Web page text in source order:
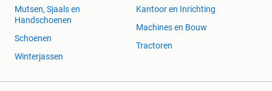
Mutsen, Sjaals en
Handschoenen
Schoenen
Winterjassen
Kantoor en Inrichting
Machines en Bouw
Tractoren